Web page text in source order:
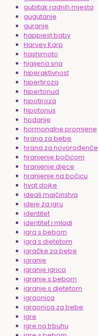
gubitak radnih mjesta
gugutanje
guranje
happiest baby
Harvey Karp
hashimoto
higijena sna
hiperaktivnost
hipertiroza
hipertonud
hipotiroza
hipotonus
hodanje
hormonalne promjene
hrana za bebe
hrana za novorođenče
hranjenje bočicom
hranjenje djece
hranjenje na bočicu
hvat dojke
ideali majčinstva
ideje za igru
identitet
identitet i mladi
igra s bebom
igra s djetetom
igračke za bebe
igranje
igranje igrica
igranje s bebom
igranje s djetetom
igraonica
igraonica za bebe
igre
igre na trbuhu